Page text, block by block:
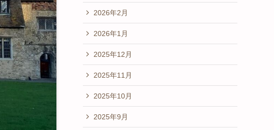
2026年2月
2026年1月
2025年12月
2025年11月
2025年10月
2025年9月